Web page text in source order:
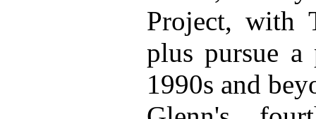
Project, with
plus pursue
1990s and